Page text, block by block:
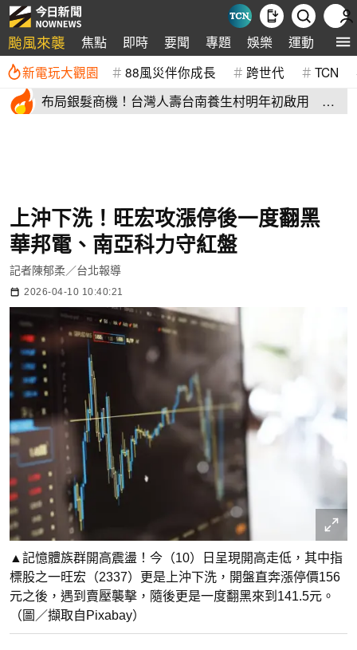
颱風來襲 焦點 即時 要聞 專題 娛樂 運動 全球
新電玩大觀園 88風災伴你成長 跨世代 TCN
布局銀髮商機！台灣人壽台南養生村明年初啟用 月
上沖下洗！旺宏攻漲停後一度翻黑
華邦電、南亞科力守紅盤
記者陳郁柔／台北報導
2026-04-10 10:40:21
▲記憶體族群開高震盪！今（10）日呈現開高走低，其中指
標股之一旺宏（2337）更是上沖下洗，開盤直奔漲停價156
元之後，遇到賣壓襲擊，隨後更是一度翻黑來到141.5元。
（圖／擷取自Pixabay）